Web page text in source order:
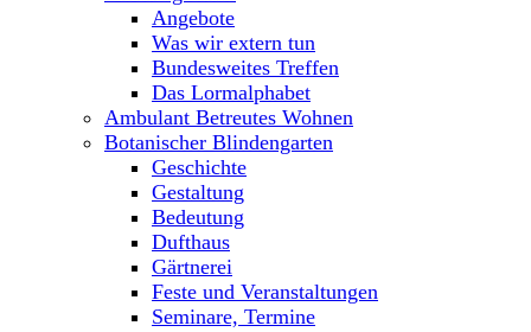
Angebote
Was wir extern tun
Bundesweites Treffen
Das Lormalphabet
Ambulant Betreutes Wohnen
Botanischer Blindengarten
Geschichte
Gestaltung
Bedeutung
Dufthaus
Gärtnerei
Feste und Veranstaltungen
Seminare, Termine